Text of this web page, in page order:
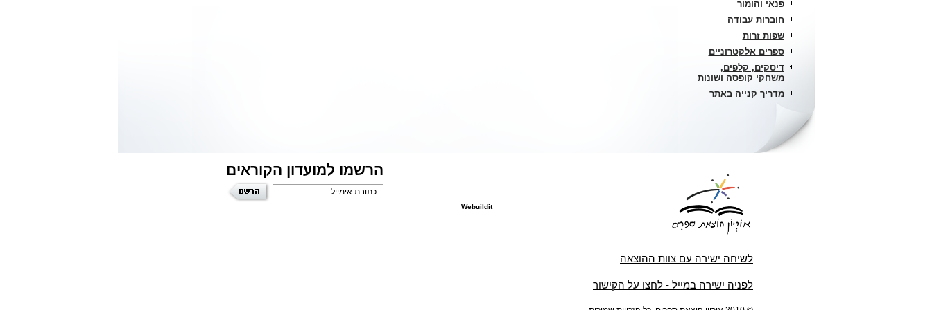
פנאי והומור
חוברות עבודה
שפות זרות
ספרים אלקטרוניים
דיסקים, קלפים,
משחקי קופסה ושונות
מדריך קנייה באתר
הרשמו למועדון הקוראים
לשיחה ישירה עם צוות ההוצאה
לפניה ישירה במייל - לחצו על הקישור
Webuildit